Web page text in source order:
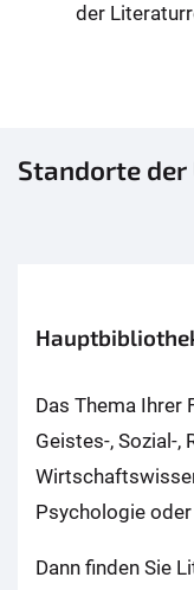
der
Standorte der
Das Thema Ihrer
Geistes-, Sozial-,
Psychologie
Dann finden Sie